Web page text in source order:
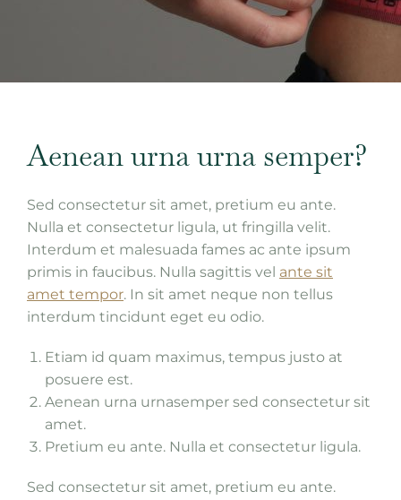
Aenean urna urna semper?
Sed consectetur sit amet, pretium eu ante.
Nulla et consectetur ligula, ut fringilla velit.
Interdum et malesuada fames ac ante ipsum
primis in faucibus. Nulla sagittis vel ante sit
amet tempor. In sit amet neque non tellus
interdum tincidunt eget eu odio.
Etiam id quam maximus, tempus justo at
posuere est.
Aenean urna urnasemper sed consectetur sit
amet.
Pretium eu ante. Nulla et consectetur ligula.
Sed consectetur sit amet, pretium eu ante.